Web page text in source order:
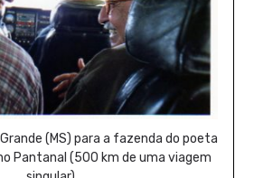
(MS) para a fazenda do poeta
Pantanal (500 km de uma viagem